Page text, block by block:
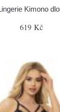
Kimono
619 Kč